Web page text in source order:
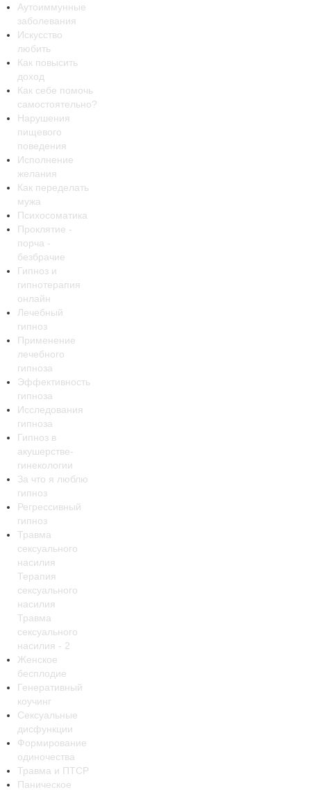
Аутоиммунные
заболевания
Искусство
любить
Как повысить
доход
Как себе помочь
самостоятельно?
Нарушения
пищевого
поведения
Исполнение
желания
Как переделать
мужа
Психосоматика
Проклятие -
порча -
безбрачие
Гипноз и
гипнотерапия
онлайн
Лечебный
гипноз
Применение
лечебного
гипноза
Эффективность
гипноза
Исследования
гипноза
Гипноз в
акушерстве-
гинекологии
За что я люблю
гипноз
Регрессивный
гипноз
Травма
сексуального
насилия
Терапия
сексуального
насилия
Травма
сексуального
насилия - 2
Женское
бесплодие
Генеративный
коучинг
Сексуальные
дисфункции
Формирование
одиночества
Травма и ПТСР
Паническое